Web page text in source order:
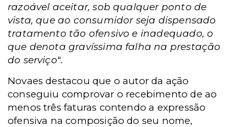
razoável aceitar, sob qualquer ponto de
vista, que ao consumidor seja dispensado
tratamento tão ofensivo e inadequado, o
que denota gravíssima falha na prestação
do serviço".
Novaes destacou que o autor da ação
conseguiu comprovar o recebimento de ao
menos três faturas contendo a expressão
ofensiva na composição do seu nome,